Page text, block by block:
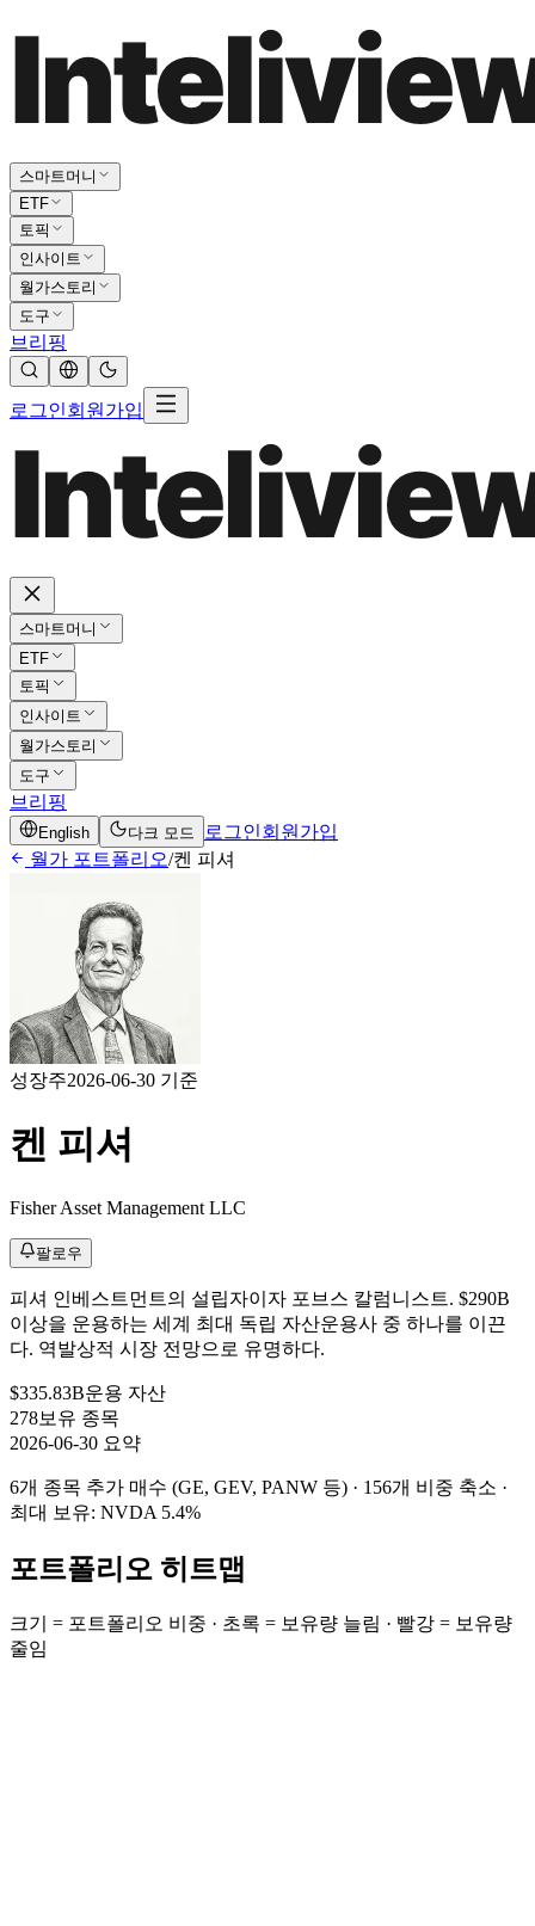
스마트머니
ETF
토픽
인사이트
월가스토리
도구
브리핑
로그인회원가입
스마트머니
ETF
토픽
인사이트
월가스토리
도구
브리핑
English 다크 모드 로그인회원가입
월가 포트폴리오/켄 피셔
성장주2026-06-30 기준
켄 피셔
Fisher Asset Management LLC
팔로우
피셔 인베스트먼트의 설립자이자 포브스 칼럼니스트. $290B
이상을 운용하는 세계 최대 독립 자산운용사 중 하나를 이끈
다. 역발상적 시장 전망으로 유명하다.
$335.83B운용 자산
278보유 종목
2026-06-30 요약
6개 종목 추가 매수 (GE, GEV, PANW 등) · 156개 비중 축소 ·
최대 보유: NVDA 5.4%
포트폴리오 히트맵
크기 = 포트폴리오 비중 · 초록 = 보유량 늘림 · 빨강 = 보유량
줄임